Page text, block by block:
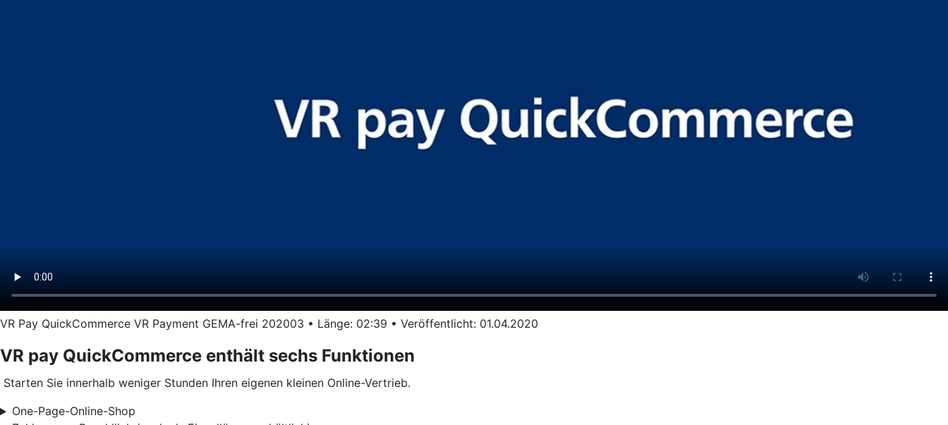
VR Pay QuickCommerce VR Payment GEMA-frei 202003 • Länge: 02:39 • Veröffentlicht: 01.04.2020
VR pay QuickCommerce enthält sechs Funktionen
Starten Sie innerhalb weniger Stunden Ihren eigenen kleinen Online-Vertrieb.
One-Page-Online-Shop